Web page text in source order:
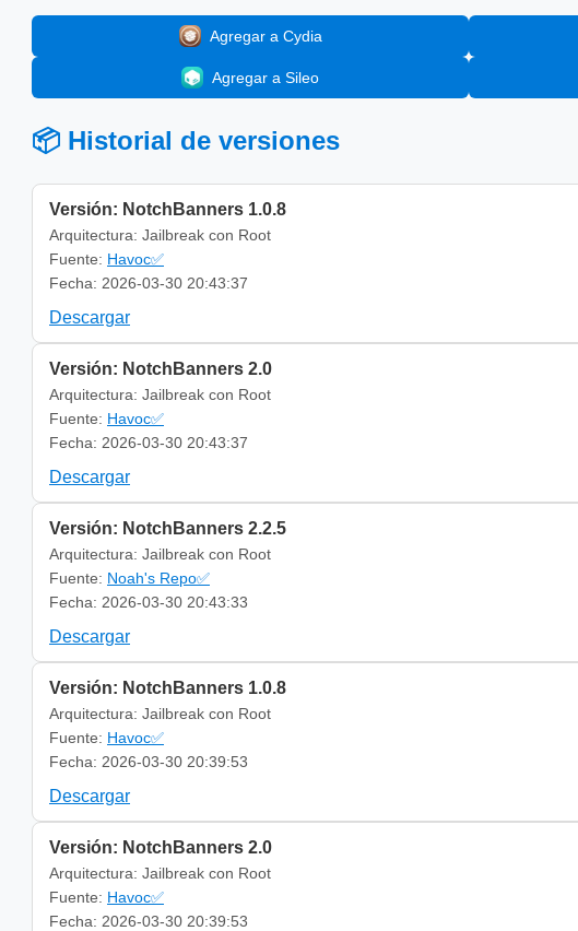
Agregar a Cydia
Agregar a Sileo
📦 Historial de versiones
Versión: NotchBanners 1.0.8
Arquitectura: Jailbreak con Root
Fuente: Havoc✅
Fecha: 2026-03-30 20:43:37
Descargar
Versión: NotchBanners 2.0
Arquitectura: Jailbreak con Root
Fuente: Havoc✅
Fecha: 2026-03-30 20:43:37
Descargar
Versión: NotchBanners 2.2.5
Arquitectura: Jailbreak con Root
Fuente: Noah's Repo✅
Fecha: 2026-03-30 20:43:33
Descargar
Versión: NotchBanners 1.0.8
Arquitectura: Jailbreak con Root
Fuente: Havoc✅
Fecha: 2026-03-30 20:39:53
Descargar
Versión: NotchBanners 2.0
Arquitectura: Jailbreak con Root
Fuente: Havoc✅
Fecha: 2026-03-30 20:39:53